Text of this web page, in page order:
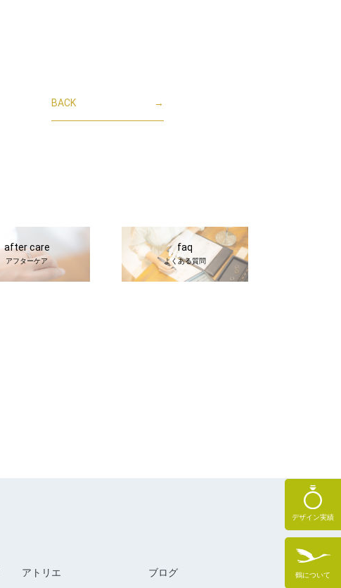
デザイン実績
鶴について
→
BACK
after care
アフターケア
faq
よくある質問
アトリエ ブログ